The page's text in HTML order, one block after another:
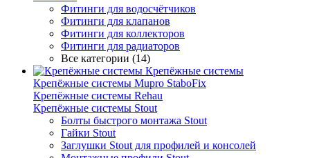
Фитинги для водосчётчиков
Фитинги для клапанов
Фитинги для коллекторов
Фитинги для радиаторов
Все категории (14)
Крепёжные системы
Крепёжные системы Mupro StaboFix
Крепёжные системы Rehau
Крепёжные системы Stout
Болты быстрого монтажа Stout
Гайки Stout
Заглушки Stout для профилей и консолей